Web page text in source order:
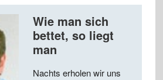
Wie man sich
bettet, so liegt
man
Nachts erholen wir uns